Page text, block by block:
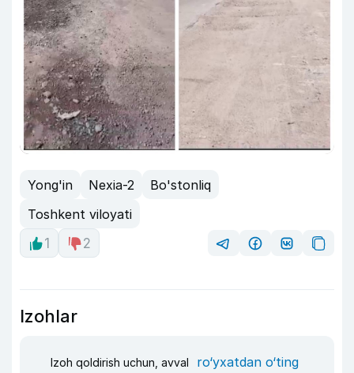
Yong'in Nexia-2
Bo'stonliq
Toshkent viloyati
1
2
Izohlar
Izoh qoldirish uchun, avval ro‘yxatdan o‘ting